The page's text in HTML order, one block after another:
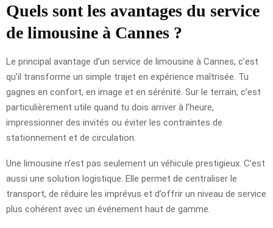
Quels sont les avantages du service
de limousine à Cannes ?
Le principal avantage d’un service de limousine à Cannes, c’est
qu’il transforme un simple trajet en expérience maîtrisée. Tu
gagnes en confort, en image et en sérénité. Sur le terrain, c’est
particulièrement utile quand tu dois arriver à l’heure,
impressionner des invités ou éviter les contraintes de
stationnement et de circulation.
Une limousine n’est pas seulement un véhicule prestigieux. C’est
aussi une solution logistique. Elle permet de centraliser le
transport, de réduire les imprévus et d’offrir un niveau de service
plus cohérent avec un événement haut de gamme.